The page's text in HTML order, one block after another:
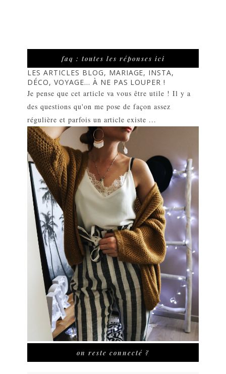
faq : toutes les réponses ici
LES ARTICLES BLOG, MARIAGE, INSTA,
DÉCO, VOYAGE... À NE PAS LOUPER !
Je pense que cet article va vous être utile ! Il y a
des questions qu'on me pose de façon assez
régulière et parfois un article existe ...
on reste connecté ?